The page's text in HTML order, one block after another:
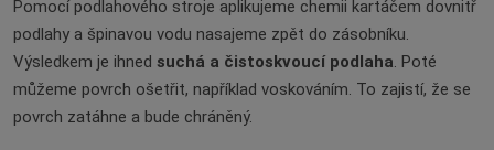
Pomocí podlahového stroje aplikujeme chemii kartáčem dovnitř
podlahy a špinavou vodu nasajeme zpět do zásobníku.
Výsledkem je ihned suchá a čistoskvoucí podlaha. Poté
můžeme povrch ošetřit, například voskováním. To zajistí, že se
povrch zatáhne a bude chráněný.